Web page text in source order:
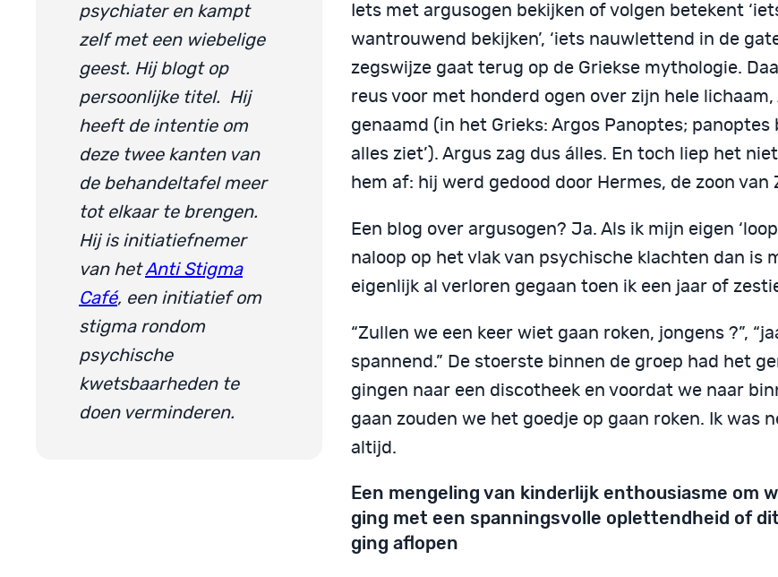
psychiater en kampt
zelf met een wiebelige
geest. Hij blogt op
persoonlijke titel. Hij
heeft de intentie om
deze twee kanten van
de behandeltafel meer
tot elkaar te brengen.
Hij is initiatiefnemer
van hetAnti Stigma
Café, een initiatief om
stigma rondom
psychische
kwetsbaarheden te
doen verminderen.
Iets met argusogen bekijken of volgen betekent
wantrouwend bekijken’, ‘iets nauwlettend in de
zegswijze gaat terug op de Griekse mythologie.
reus voor met honderd ogen over zijn hele lichaam,
genaamd (in het Grieks: Argos Panoptes; panoptes
alles ziet’). Argus zag dus álles. En toch liep het
hem af: hij werd gedood door Hermes, de zoon van
Een blog over argusogen? Ja. Als ik mijn eigen
naloop op het vlak van psychische klachten dan is
eigenlijk al verloren gegaan toen ik een jaar of
“Zullen we een keer wiet gaan roken, jongens ?”,
spannend.” De stoerste binnen de groep had het
gingen naar een discotheek en voordat we naar
gaan zouden we het goedje op gaan roken. Ik was
altijd.
Een mengeling van kinderlijk enthousiasme om
ging met een spanningsvolle oplettendheid of
ging aflopen